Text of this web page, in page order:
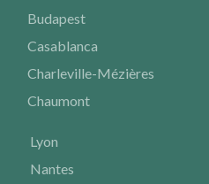
Budapest
Casablanca
Charleville-Mézières
Chaumont
Lyon
Nantes